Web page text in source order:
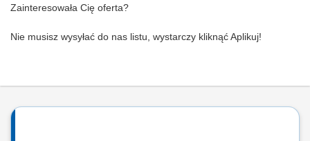
Zainteresowała Cię oferta?
Nie musisz wysyłać do nas listu, wystarczy kliknąć Aplikuj!